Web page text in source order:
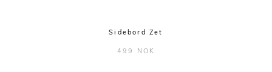
Sidebord Zet
499 NOK